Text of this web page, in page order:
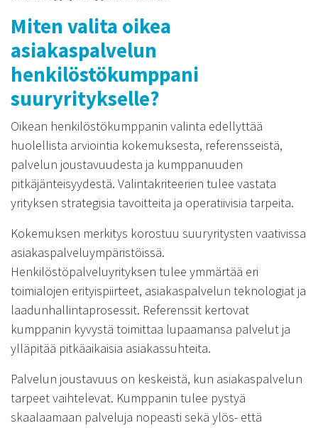
Miten valita oikea
asiakaspalvelun
henkilöstökumppani
suuryritykselle?
Oikean henkilöstökumppanin valinta edellyttää
huolellista arviointia kokemuksesta, referensseistä,
palvelun joustavuudesta ja kumppanuuden
pitkäjänteisyydestä. Valintakriteerien tulee vastata
yrityksen strategisia tavoitteita ja operatiivisia tarpeita.
Kokemuksen merkitys korostuu suuryritysten vaativissa
asiakaspalveluympäristöissä.
Henkilöstöpalveluyrityksen tulee ymmärtää eri
toimialojen erityispiirteet, asiakaspalvelun teknologiat ja
laadunhallintaprosessit. Referenssit kertovat
kumppanin kyvystä toimittaa lupaamansa palvelut ja
ylläpitää pitkäaikaisia asiakassuhteita.
Palvelun joustavuus on keskeistä, kun asiakaspalvelun
tarpeet vaihtelevat. Kumppanin tulee pystyä
skaalaamaan palveluja nopeasti sekä ylös- että